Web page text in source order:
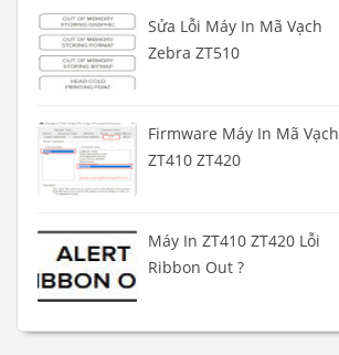
Sửa Lỗi Máy In Mã Vạch
Zebra ZT510
Firmware Máy In Mã Vạch
ZT410 ZT420
Máy In ZT410 ZT420 Lỗi
Ribbon Out ?